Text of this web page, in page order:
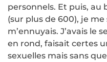
personnels. Et puis, au
(sur plus de 600), je
m’ennuyais. J’avais
en rond, faisait certes
sexuelles mais sans